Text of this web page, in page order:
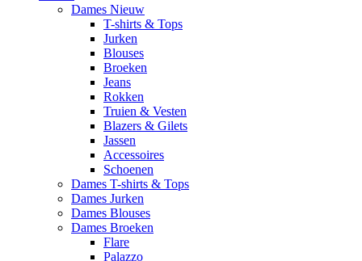
Dames Nieuw
T-shirts & Tops
Jurken
Blouses
Broeken
Jeans
Rokken
Truien & Vesten
Blazers & Gilets
Jassen
Accessoires
Schoenen
Dames T-shirts & Tops
Dames Jurken
Dames Blouses
Dames Broeken
Flare
Palazzo